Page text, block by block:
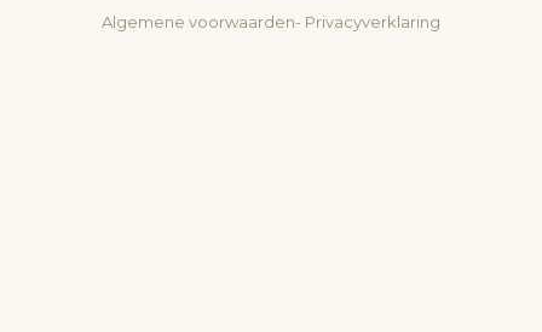
Algemene voorwaarden- Privacyverklaring